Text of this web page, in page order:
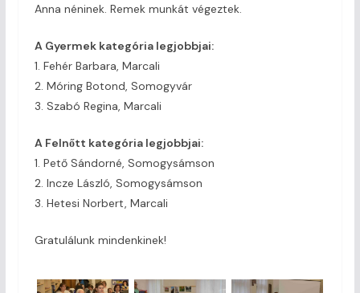
Anna néninek. Remek munkát végeztek.
A Gyermek kategória legjobbjai:
1. Fehér Barbara, Marcali
2. Móring Botond, Somogyvár
3. Szabó Regina, Marcali
A Felnőtt kategória legjobbjai:
1. Pető Sándorné, Somogysámson
2. Incze László, Somogysámson
3. Hetesi Norbert, Marcali
Gratulálunk mindenkinek!